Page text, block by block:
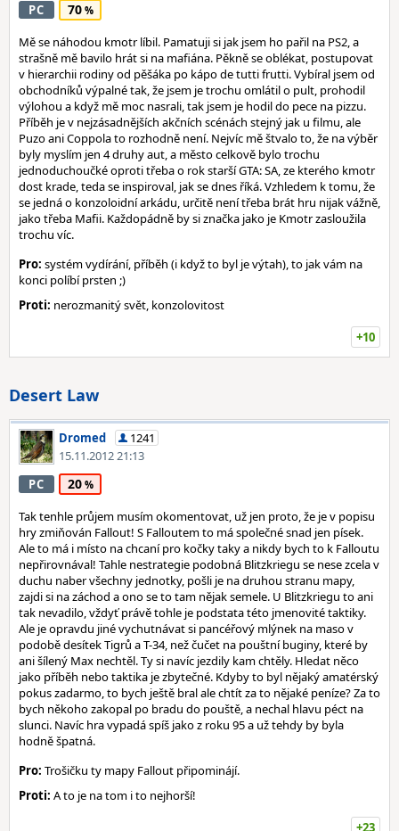
PC 70
Mě se náhodou kmotr líbil. Pamatuji si jak jsem ho pařil na PS2, a
strašně mě bavilo hrát si na mafiána. Pěkně se oblékat, postupovat
v hierarchii rodiny od pěšáka po kápo de tutti frutti. Vybíral jsem od
obchodníků výpalné tak, že jsem je trochu omlátil o pult, prohodil
výlohou a když mě moc nasrali, tak jsem je hodil do pece na pizzu.
Příběh je v nejzásadnějších akčních scénách stejný jak u filmu, ale
Puzo ani Coppola to rozhodně není. Nejvíc mě štvalo to, že na výběr
byly myslím jen 4 druhy aut, a město celkově bylo trochu
jednoduchoučké oproti třeba o rok starší GTA: SA, ze kterého kmotr
dost krade, teda se inspiroval, jak se dnes říká. Vzhledem k tomu, že
se jedná o konzoloidní arkádu, určitě není třeba brát hru nijak vážně,
jako třeba Mafii. Každopádně by si značka jako je Kmotr zasloužila
trochu víc.
Pro: systém vydírání, příběh (i když to byl je výtah), to jak vám na
konci políbí prsten ;)
Proti: nerozmanitý svět, konzolovitost
+10
Desert Law
Dromed
1241
15.11.2012 21:13
PC
20
Tak tenhle průjem musím okomentovat, už jen proto, že je v popisu
hry zmiňován Fallout! S Falloutem to má společné snad jen písek.
Ale to má i místo na chcaní pro kočky taky a nikdy bych to k Falloutu
nepřirovnával! Tahle nestrategie podobná Blitzkriegu se nese zcela v
duchu naber všechny jednotky, pošli je na druhou stranu mapy,
zajdi si na záchod a ono se to tam nějak semele. U Blitzkriegu to ani
tak nevadilo, vždyť právě tohle je podstata této jmenovité taktiky.
Ale je opravdu jiné vychutnávat si pancéřový mlýnek na maso v
podobě desítek Tigrů a T-34, než čučet na pouštní buginy, které by
ani šílený Max nechtěl. Ty si navíc jezdily kam chtěly. Hledat něco
jako příběh nebo taktika je zbytečné. Kdyby to byl nějaký amatérský
pokus zadarmo, to bych ještě bral ale chtít za to nějaké peníze? Za to
bych někoho zakopal po bradu do pouště, a nechal hlavu péct na
slunci. Navíc hra vypadá spíš jako z roku 95 a už tehdy by byla
hodně špatná.
Pro: Trošičku ty mapy Fallout připominájí.
Proti: A to je na tom i to nejhorší!
+23